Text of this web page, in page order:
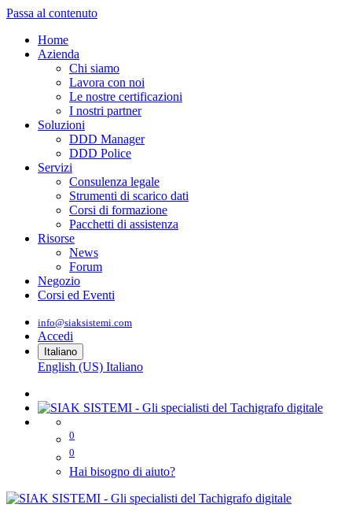
Passa al contenuto
Home
Azienda
Chi siamo
Lavora con noi
Le nostre certificazioni
I nostri partner
Soluzioni
DDD Manager
DDD Police
Servizi
Consulenza legale
Strumenti di scarico dati
Corsi di formazione
Pacchetti di assistenza
Risorse
News
Forum
Negozio
Corsi ed Eventi
info@siaksistemi.com
Accedi
Italiano
English (US) Italiano
0
0
Hai bisogno di aiuto?